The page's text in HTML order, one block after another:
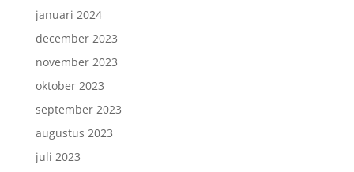
januari 2024
december 2023
november 2023
oktober 2023
september 2023
augustus 2023
juli 2023